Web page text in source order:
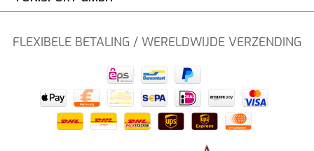
FLEXIBELE BETALING / WERELDWIJDE VERZENDING